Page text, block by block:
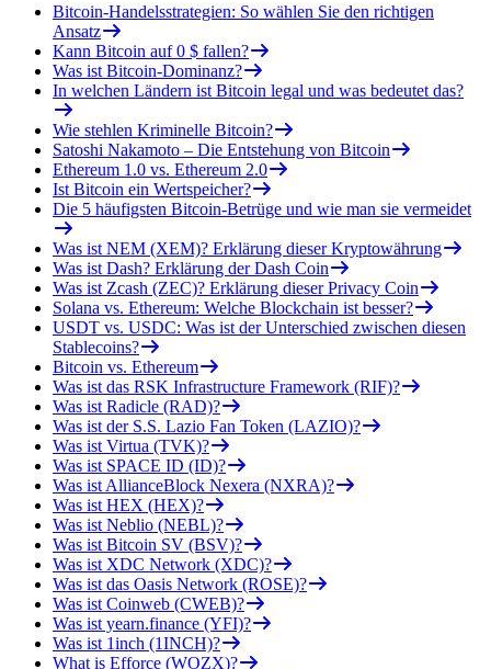
Bitcoin-Handelsstrategien: So wählen Sie den richtigen
Ansatz
Kann Bitcoin auf 0 $ fallen?
Was ist Bitcoin-Dominanz?
In welchen Ländern ist Bitcoin legal und was bedeutet das?
Wie stehlen Kriminelle Bitcoin?
Satoshi Nakamoto – Die Entstehung von Bitcoin
Ethereum 1.0 vs. Ethereum 2.0
Ist Bitcoin ein Wertspeicher?
Die 5 häufigsten Bitcoin-Betrüge und wie man sie vermeidet
Was ist NEM (XEM)? Erklärung dieser Kryptowährung
Was ist Dash? Erklärung der Dash Coin
Was ist Zcash (ZEC)? Erklärung dieser Privacy Coin
Solana vs. Ethereum: Welche Blockchain ist besser?
USDT vs. USDC: Was ist der Unterschied zwischen diesen
Stablecoins?
Bitcoin vs. Ethereum
Was ist das RSK Infrastructure Framework (RIF)?
Was ist Radicle (RAD)?
Was ist der S.S. Lazio Fan Token (LAZIO)?
Was ist Virtua (TVK)?
Was ist SPACE ID (ID)?
Was ist AllianceBlock Nexera (NXRA)?
Was ist HEX (HEX)?
Was ist Neblio (NEBL)?
Was ist Bitcoin SV (BSV)?
Was ist XDC Network (XDC)?
Was ist das Oasis Network (ROSE)?
Was ist Coinweb (CWEB)?
Was ist yearn.finance (YFI)?
Was ist 1inch (1INCH)?
What is Efforce (WOZX)?